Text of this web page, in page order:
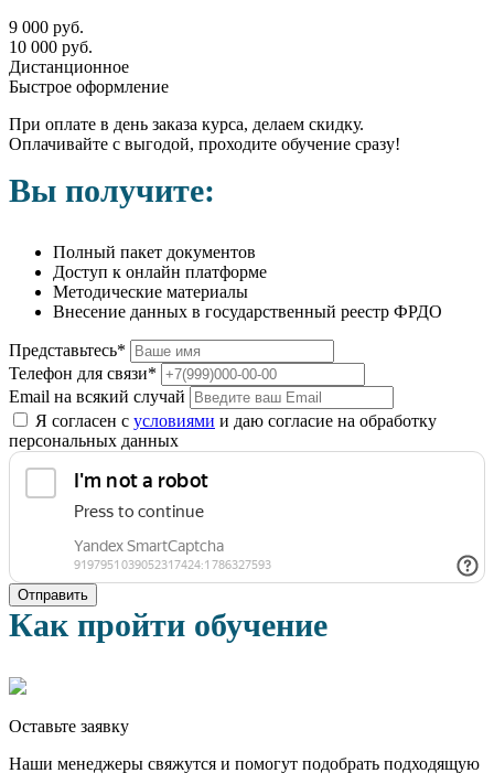
9 000 руб.
10 000 руб.
Дистанционное
Быстрое оформление
При оплате в день заказа курса, делаем скидку.
Оплачивайте с выгодой, проходите обучение сразу!
Вы получите:
Полный пакет документов
Доступ к онлайн платформе
Методические материалы
Внесение данных в государственный реестр ФРДО
Представьтесь*
Телефон для связи*
Email на всякий случай
Я согласен с условиями и даю согласие на обработку
персональных данных
Отправить
Как пройти обучение
Оставьте заявку
Наши менеджеры свяжутся и помогут подобрать подходящую